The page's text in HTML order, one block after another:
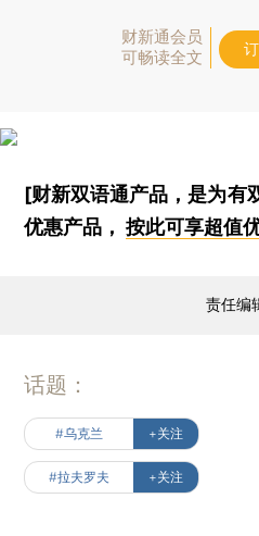
财新通会员
可畅读全文
[财新双语通产品，是为有
优惠产品，按此可享超值
责任编
话题：
#乌克兰 +关注
#拉夫罗夫 +关注